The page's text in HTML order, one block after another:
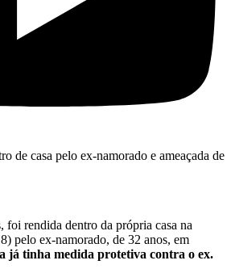
foi rendida dentro da própria casa na
pelo ex-namorado, de 32 anos, em
já tinha medida protetiva contra o ex.